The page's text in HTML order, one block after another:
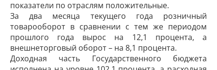
показатели по отраслям положительные.
За два месяца текущего года розничный
товарооборот в сравнении с тем же периодом
прошлого года вырос на 12,1 процента, а
внешнеторговый оборот – на 8,1 процента.
Доходная часть Государственного бюджета